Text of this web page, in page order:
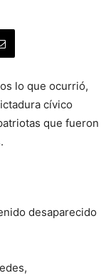
lo que ocurrió,
cívico
que fueron
desaparecido